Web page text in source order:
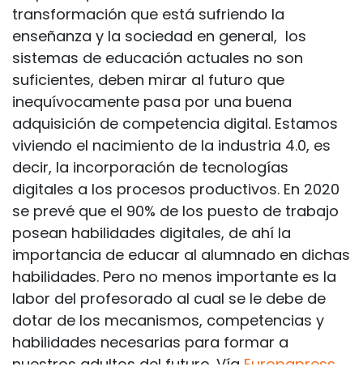
transformación que está sufriendo la
enseñanza y la sociedad en general, los
sistemas de educación actuales no son
suficientes, deben mirar al futuro que
inequívocamente pasa por una buena
adquisición de competencia digital. Estamos
viviendo el nacimiento de la industria 4.0, es
decir, la incorporación de tecnologías
digitales a los procesos productivos. En 2020
se prevé que el 90% de los puesto de trabajo
posean habilidades digitales, de ahí la
importancia de educar al alumnado en dichas
habilidades. Pero no menos importante es la
labor del profesorado al cual se le debe de
dotar de los mecanismos, competencias y
habilidades necesarias para formar a
nuestros adultos del futuro. Vía Europapress